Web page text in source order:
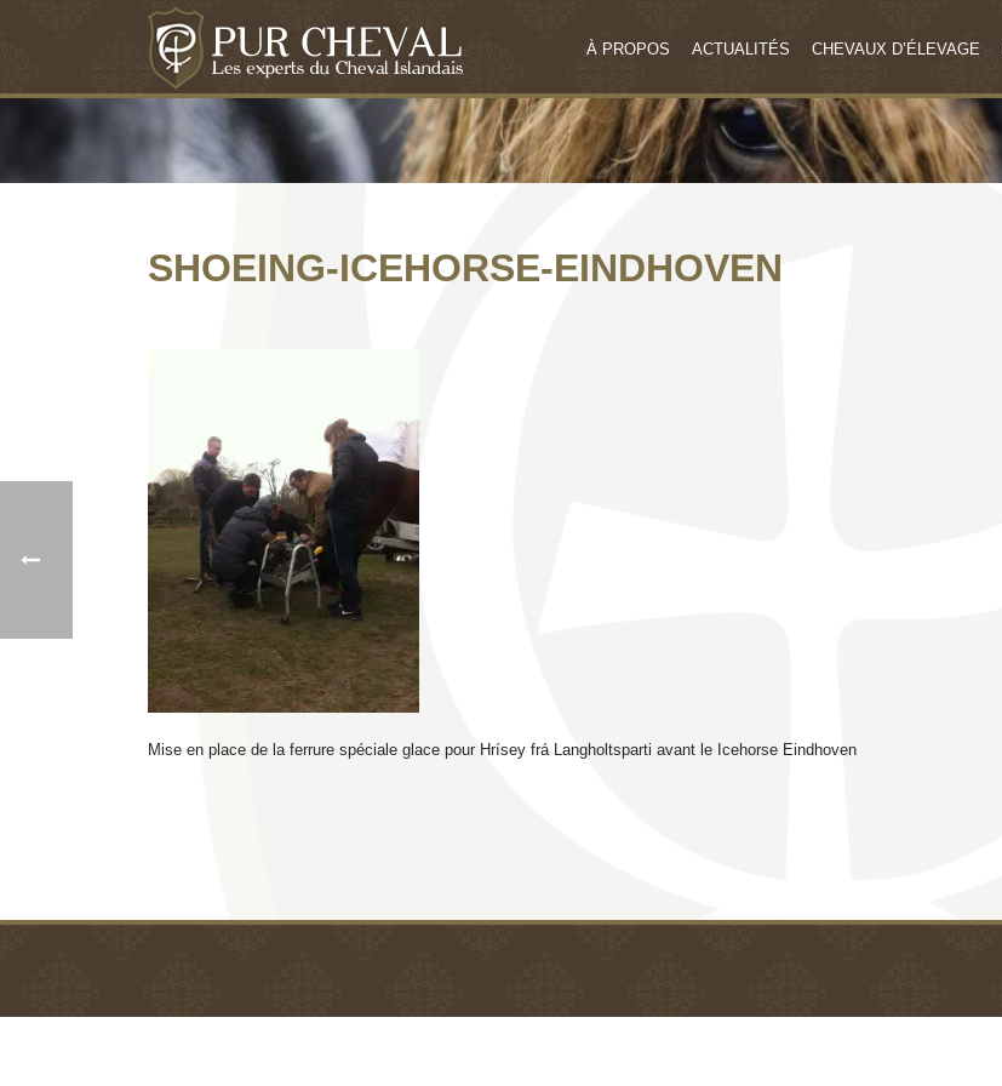
À PROPOS ACTUALITÉS CHEVAUX D’ÉLEVAGE
SHOEING-ICEHORSE-EINDHOVEN
Mise en place de la ferrure spéciale glace pour Hrísey frá Langholtsparti avant le Icehorse Eindhoven